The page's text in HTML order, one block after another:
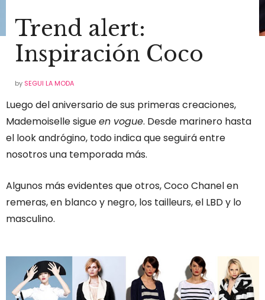
Trend alert:
Inspiración Coco
by SEGUI LA MODA
Luego del aniversario de sus primeras creaciones,
Mademoiselle sigueen vogue. Desde marinero hasta
el look andrógino, todo indica que seguirá entre
nosotros una temporada más.
Algunos más evidentes que otros, Coco Chanel en
remeras, en blanco y negro, los tailleurs, el LBD y lo
masculino.